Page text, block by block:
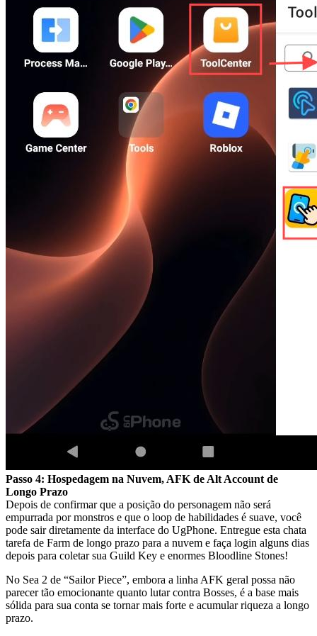
Passo 4: Hospedagem na Nuvem, AFK de Alt Account de
Longo Prazo
Depois de confirmar que a posição do personagem não será
empurrada por monstros e que o loop de habilidades é suave, você
pode sair diretamente da interface do UgPhone. Entregue esta chata
tarefa de Farm de longo prazo para a nuvem e faça login alguns dias
depois para coletar sua Guild Key e enormes Bloodline Stones!
No Sea 2 de “Sailor Piece”, embora a linha AFK geral possa não
parecer tão emocionante quanto lutar contra Bosses, é a base mais
sólida para sua conta se tornar mais forte e acumular riqueza a longo
prazo.